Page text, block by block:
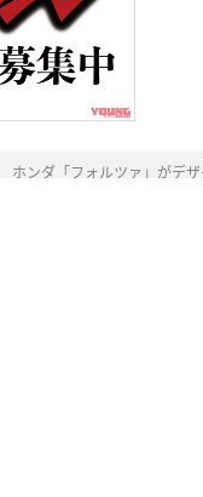
ホンダ「フォルツァ」がデ